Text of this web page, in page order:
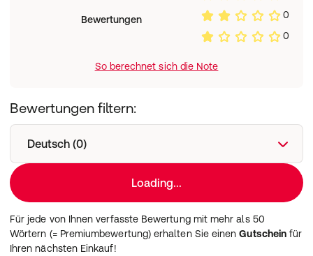
Bewertungen
0
0
So berechnet sich die Note
Bewertungen filtern:
Deutsch (0)
Loading...
Für jede von Ihnen verfasste Bewertung mit mehr als 50
Wörtern (= Premiumbewertung) erhalten Sie einenGutschein für
Ihren nächsten Einkauf!